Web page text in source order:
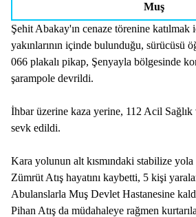
Muş
Şehit Abakay'ın cenaze törenine katılmak
yakınlarının içinde bulunduğu, sürücüsü
066 plakalı pikap, Şenyayla bölgesinde
şarampole devrildi.
İhbar üzerine kaza yerine, 112 Acil
sevk edildi.
Kara yolunun alt kısmındaki stabilize
Zümrüt Atış hayatını kaybetti, 5 kişi
Abulanslarla Muş Devlet Hastanesine
Pihan Atış da müdahaleye rağmen